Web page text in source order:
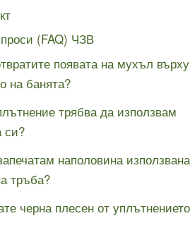
(FAQ) ЧЗВ
появата на мухъл върху
на банята?
трябва да използвам
си?
наполовина използвана
тръба?
черна плесен от уплътнението